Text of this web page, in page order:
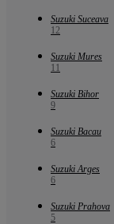
Suzuki Suceava
12
Suzuki Mures
11
Suzuki Bihor
9
Suzuki Bacau
6
Suzuki Arges
6
Suzuki Prahova
5